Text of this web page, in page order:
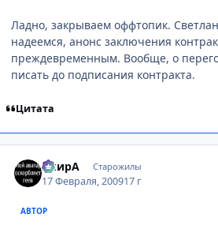
Ладно, закрываем оффтопик.
надеемся, анонс заключения
преждевременным. Вообще, о
писать до подписания контракта.
Цитата
АкирА Старожилы
17 Февраля, 200917 г
АВТОР